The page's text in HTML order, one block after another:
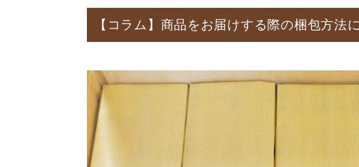
【コラム】商品をお届けする際の梱包方法